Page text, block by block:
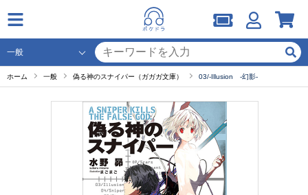
ホーム 一般 偽る神のスナイパー（ガガガ文庫） 03/-Illusion -幻影-